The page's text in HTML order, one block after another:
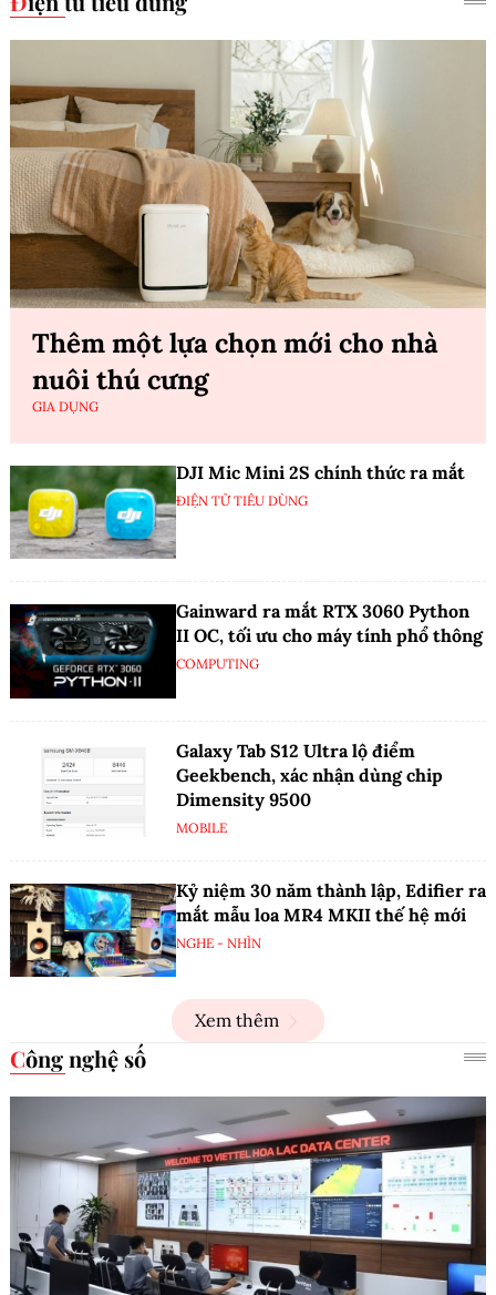
Thêm một lựa chọn mới cho nhà
nuôi thú cưng
GIA DỤNG
DJI Mic Mini 2S chính thức ra mắt
ĐIỆN TỬ TIÊU DÙNG
Gainward ra mắt RTX 3060 Python
II OC, tối ưu cho máy tính phổ thông
COMPUTING
Galaxy Tab S12 Ultra lộ điểm
Geekbench, xác nhận dùng chip
Dimensity 9500
MOBILE
Kỷ niệm 30 năm thành lập, Edifier ra
mắt mẫu loa MR4 MKII thế hệ mới
NGHE - NHÌN
Xem thêm
Công nghệ số